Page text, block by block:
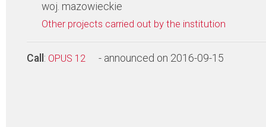
woj. mazowieckie
Other projects carried out by the institution
Call : OPUS 12 - announced on 2016-09-15